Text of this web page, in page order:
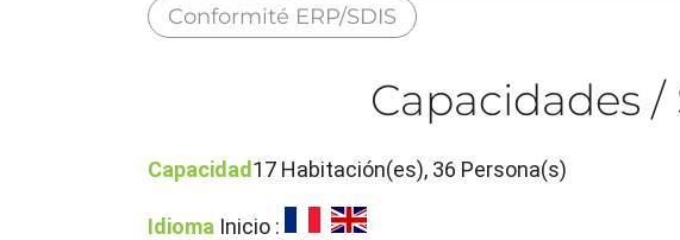
Conformité ERP/SDIS
Capacidades /
Capacidad17 Habitación(es), 36 Persona(s)
Idioma Inicio :